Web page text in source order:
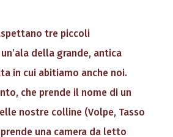
tre piccoli
della grande, antica
in cui abitiamo anche noi.
che prende il nome di un
nostre colline (Volpe, Tasso
una camera da letto